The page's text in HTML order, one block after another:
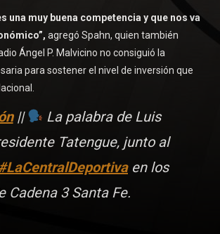
una muy buena competencia y que nos va
agregó Spahn, quien también
Ángel P. Malvicino no consiguió la
para sostener el nivel de inversión que
||
La palabra de Luis
Tatengue, junto al
en los
Cadena 3 Santa Fe.